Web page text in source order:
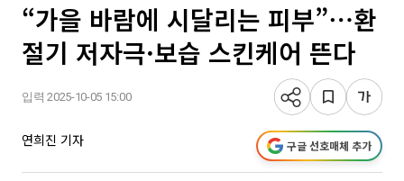
“가을 바람에 시달리는 피부”⋯환
절기 저자극·보습 스킨케어 뜬다
입력 2025-10-05 15:00
연희진 기자 구글 선호매체 추가